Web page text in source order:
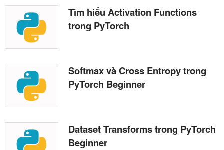
Tìm hiểu Activation Functions
trong PyTorch
Softmax và Cross Entropy trong
PyTorch Beginner
Dataset Transforms trong PyTorch
Beginner